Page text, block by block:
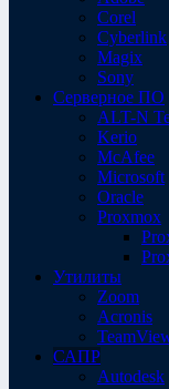
Corel
Cyberlink
Magix
Sony
Серверное ПО
ALT-N
Kerio
McAfee
Microsoft
Oracle
Proxmox
Утилиты
Zoom
Acronis
САПР
Autodesk